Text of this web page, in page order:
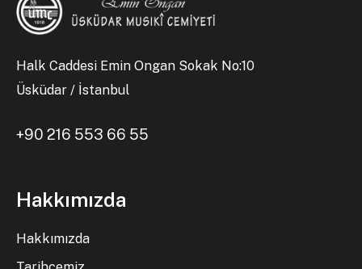
Halk Caddesi Emin Ongan Sokak No:10
Üsküdar / İstanbul
+90 216 553 66 55
Hakkımızda
Hakkımızda